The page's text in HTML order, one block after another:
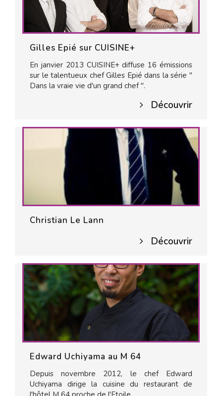
Gilles Epié sur CUISINE+
En janvier 2013 CUISINE+ diffuse 16 émissions
sur le talentueux chef Gilles Epié dans la série "
Dans la vraie vie d'un grand chef ".
Découvrir
Christian Le Lann
Découvrir
Edward Uchiyama au M 64
Depuis novembre 2012, le chef Edward
Uchiyama dirige la cuisine du restaurant de